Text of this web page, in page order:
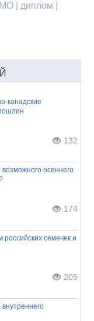
| диплом |
канадские
132
осеннего
174
семечек и
205